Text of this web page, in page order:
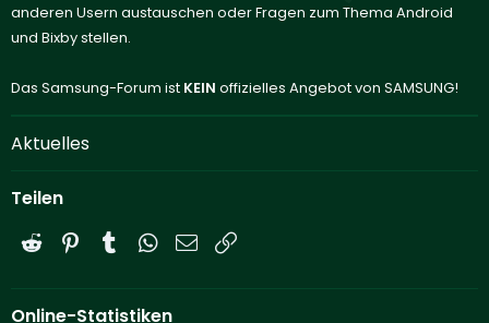
anderen Usern austauschen oder Fragen zum Thema Android
und Bixby stellen.
Das Samsung-Forum ist KEIN offizielles Angebot von SAMSUNG!
Aktuelles
Teilen
Reddit PinterestTumblrWhatsApp
E-Mail
Online-Statistiken